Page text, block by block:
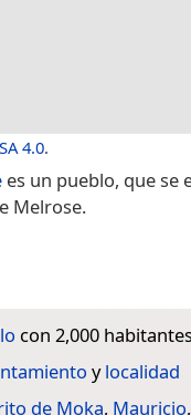
4.0.
es un pueblo, que se
Melrose.
con 2,000 habitantes
ylocalidad
de Moka, Mauricio,